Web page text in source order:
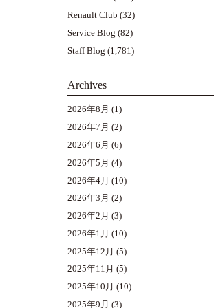
Renault Club (32)
Service Blog (82)
Staff Blog (1,781)
Archives
2026年8月 (1)
2026年7月 (2)
2026年6月 (6)
2026年5月 (4)
2026年4月 (10)
2026年3月 (2)
2026年2月 (3)
2026年1月 (10)
2025年12月 (5)
2025年11月 (5)
2025年10月 (10)
2025年9月 (3)